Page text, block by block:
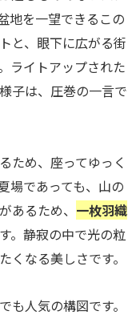
地を一望できるこの
と、眼下に広がる街
ライトアップされた
子は、圧巻の一言で
ため、座ってゆっく
場であっても、山の
あるため、 一枚羽織
。静寂の中で光の粒
なる美しさです。
も人気の構図です。